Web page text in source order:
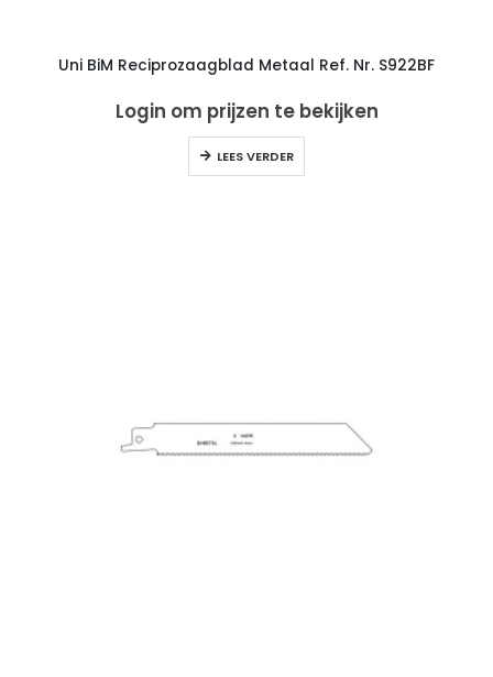
Uni BiM Reciprozaagblad Metaal Ref. Nr. S922BF
Login om prijzen te bekijken
LEES VERDER